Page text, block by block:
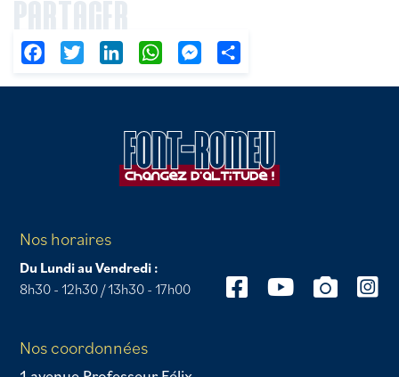
PARTAGER
FacebookTwitter LinkedIn WhatsAppMessenger
Nos horaires
Du Lundi au Vendredi :
8h30 - 12h30 / 13h30 - 17h00
Nos coordonnées